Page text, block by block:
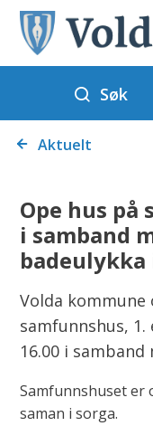
Søk
Du Aktuelt
Ope hus på
i samband
Volda kommune
samfunnshus, 1.
16.00 i
Samfunnshuset er
saman i sorga.